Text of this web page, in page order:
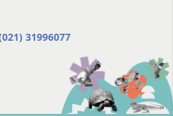
31996077